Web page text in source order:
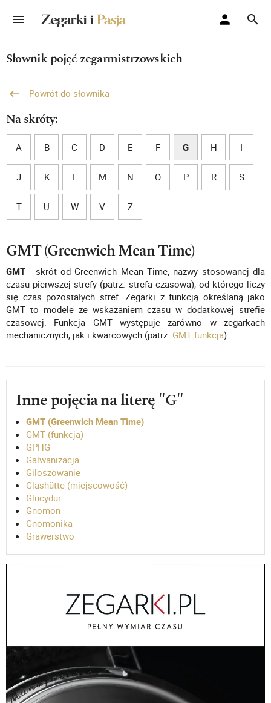
Słownik pojęć zegarmistrzowskich
Powrót do słownika
Na skróty:
A B C D E F G H I
J K L M N O P R S
T U W V Z
GMT (Greenwich Mean Time)
GMT - skrót od Greenwich Mean Time, nazwy stosowanej dla
czasu pierwszej strefy (patrz. strefa czasowa), od którego liczy
się czas pozostałych stref. Zegarki z funkcją określaną jako
GMT to modele ze wskazaniem czasu w dodatkowej strefie
czasowej. Funkcja GMT występuje zarówno w zegarkach
mechanicznych, jak i kwarcowych (patrz: GMT funkcja).
Inne pojęcia na literę "G"
GMT (Greenwich Mean Time)
GMT (funkcja)
GPHG
Galwanizacja
Giloszowanie
Glashütte (miejscowość)
Glucydur
Gnomon
Gnomonika
Grawerstwo